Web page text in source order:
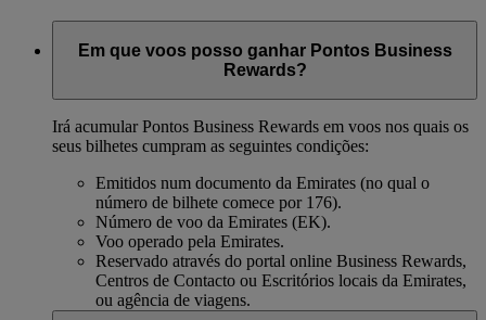
Em que voos posso ganhar Pontos Business
Rewards?
Irá acumular Pontos Business Rewards em voos nos quais os
seus bilhetes cumpram as seguintes condições:
Emitidos num documento da Emirates (no qual o
número de bilhete comece por 176).
Número de voo da Emirates (EK).
Voo operado pela Emirates.
Reservado através do portal online Business Rewards,
Centros de Contacto ou Escritórios locais da Emirates,
ou agência de viagens.